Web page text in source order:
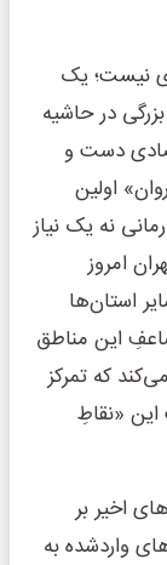
نیست؛ یک
در حاشیه
دست و
اولین
نه یک نیاز
امروز
استان‌ها
این مناطق
که تمرکز
«نقاطِ
اخیر بر
واردشده به